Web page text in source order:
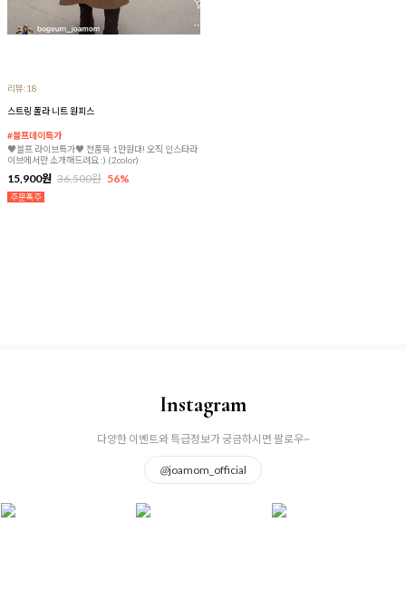
리뷰:18
스트링 폴라 니트 원피스
#블프데이특가
♥블프 라이브특가♥ 전품목 1만원대! 오직 인스타라
이브에서만 소개해드려요 :) (2color)
15,900원 36,500원 56%
Instagram
다양한 이벤트와 특급정보가 궁금하시면 팔로우~
@joamom_official